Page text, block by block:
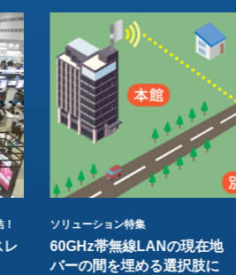
レ
ソリューション特集
60GHz帯無線LANの現在地
バーの間を埋める選択肢に